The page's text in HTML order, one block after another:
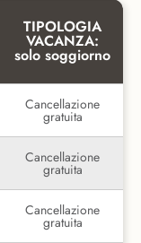
TIPOLOGIA
VACANZA:
solo soggiorno
Cancellazione
gratuita
Cancellazione
gratuita
Cancellazione
gratuita